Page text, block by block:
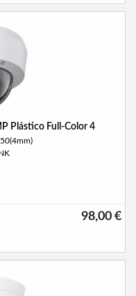
Plástico Full-Color 4
98,00 €